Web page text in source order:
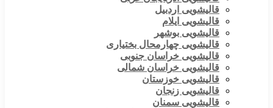
قالیشویی اردبیل
قالیشویی ایلام
قالیشویی بوشهر
قالیشویی چهارمحال بختیاری
قالیشویی خراسان جنوبی
قالیشویی خراسان شمالی
قالیشویی خوزستان
قالیشویی زنجان
قالیشویی سمنان